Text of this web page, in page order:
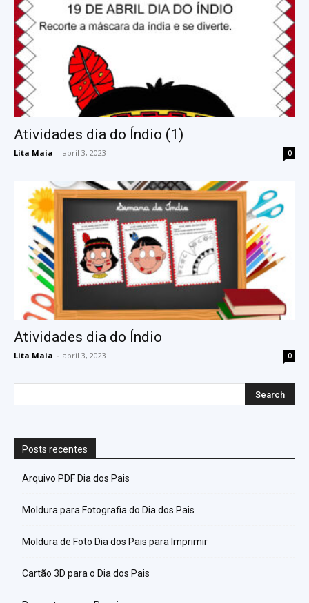
Atividades dia do Índio (1)
Lita Maia - abril 3, 2023 0
Atividades dia do Índio
Lita Maia - abril 3, 2023 0
Posts recentes
Arquivo PDF Dia dos Pais
Moldura para Fotografia do Dia dos Pais
Moldura de Foto Dia dos Pais para Imprimir
Cartão 3D para o Dia dos Pais